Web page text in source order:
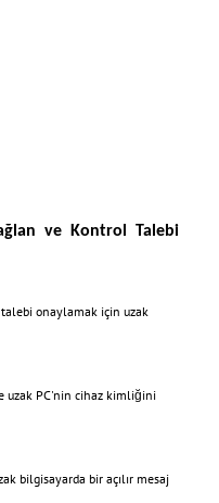
ve Kontrol Talebi
onaylamak için uzak
uzak PC'nin cihaz kimliğini
bilgisayarda bir açılır mesaj